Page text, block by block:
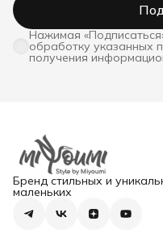
Нажимая
обработку указанных
получения
Бренд стильных и
маленьких